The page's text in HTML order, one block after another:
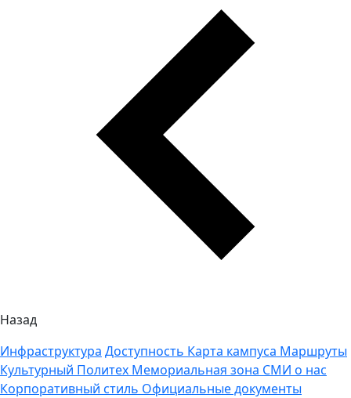
Назад
Инфраструктура Доступность Карта кампуса Маршруты
Культурный Политех Мемориальная зона СМИ о нас
Корпоративный стиль Официальные документы